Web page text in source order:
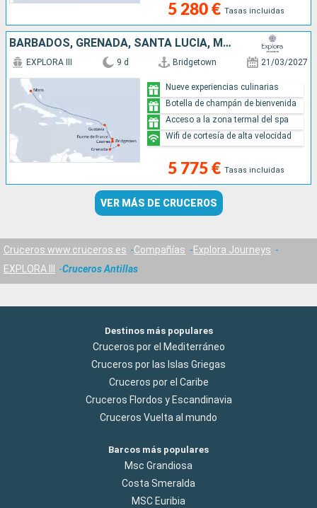
5 280 € Tasas incluidas
BARBADOS, GRENADA, SANTA LUCIA, MARTINICA, FRANCIA, ESTADOS UNIDOS
EXPLORA III 9 d Bridgetown 21/03/2027
5 775 € Tasas incluidas
Nueve experiencias culinarias
Botella de champán de bienvenida
Acceso a la zona termal del spa
Wifi de cortesía de alta velocidad
VER MÁS DE CRUCEROS
Cruceros www.cruceros.es Compañías
Explora Journeys
EXPLORA III
Cruceros Antillas
Destinos más populares
Cruceros por el Mediterráneo
Cruceros por las Islas Griegas
Cruceros por el Caribe
Cruceros Flordos y Escandinavia
Cruceros Vuelta al mundo
Barcos más populares
Msc Grandiosa
Costa Smeralda
MSC Euribia